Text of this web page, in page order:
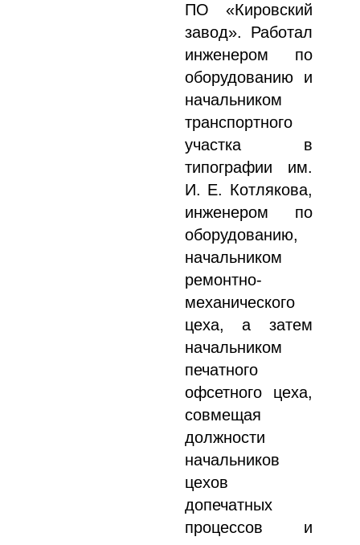
ПО «Кировский
завод». Работал
инженером по
оборудованию и
начальником
транспортного
участка в
типографии им.
И. Е. Котлякова,
инженером по
оборудованию,
начальником
ремонтно-
механического
цеха, а затем
начальником
печатного
офсетного цеха,
совмещая
должности
начальников
цехов
допечатных
процессов и